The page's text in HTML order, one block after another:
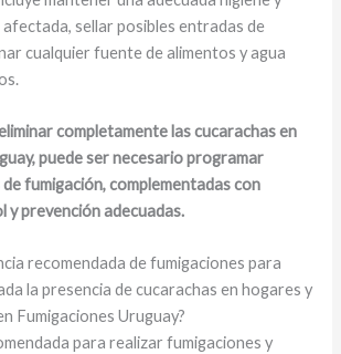
afectada, sellar posibles entradas de
cualquier fuente de alimentos y agua
completamente las cucarachas en
puede ser necesario programar
fumigación, complementadas con
y prevención adecuadas.
recomendada de fumigaciones para
la presencia de cucarachas en hogares y
Fumigaciones Uruguay?
para realizar fumigaciones y